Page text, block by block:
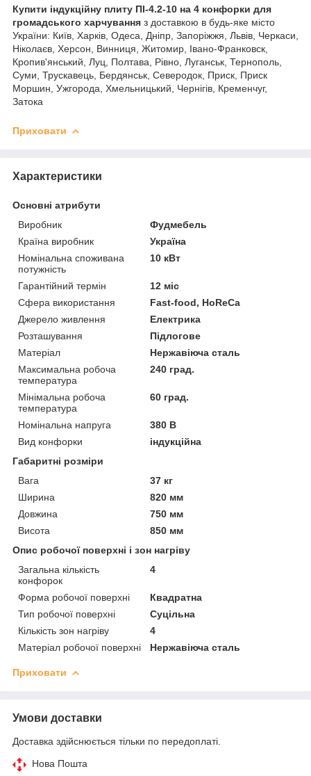
Купити індукційну плиту ПІ-4.2-10 на 4 конфорки для
громадського харчування з доставкою в будь-яке місто
України: Київ, Харків, Одеса, Дніпр, Запоріжжя, Львів, Черкаси,
Ніколаєв, Херсон, Винниця, Житомир, Івано-Франковск,
Кропив'янський, Луц, Полтава, Рівно, Луганськ, Тернополь,
Суми, Трускавець, Бердянськ, Северодок, Приск, Приск
Моршин, Ужгорода, Хмельницький, Чернігів, Кременчуг,
Затока
Приховати
Характеристики
Основні атрибути
Виробник
Фудмебель
Країна виробник
Україна
Номінальна споживана
потужність
10 кВт
Гарантійний термін
12 міс
Сфера використання
Fast-food, HoReCa
Джерело живлення
Електрика
Розташування
Підлогове
Матеріал
Нержавіюча сталь
Максимальна робоча
температура
240 град.
Мінімальна робоча
температура
60 град.
Номінальна напруга
380 В
Вид конфорки
індукційна
Габаритні розміри
Вага
37 кг
Ширина
820 мм
Довжина
750 мм
Висота
850 мм
Опис робочої поверхні і зон нагріву
Загальна кількість
конфорок
4
Форма робочої поверхні
Квадратна
Тип робочої поверхні
Суцільна
Кількість зон нагріву
4
Матеріал робочої поверхні
Нержавіюча сталь
Приховати
Умови доставки
Доставка здійснюється тільки по передоплаті.
Нова Пошта